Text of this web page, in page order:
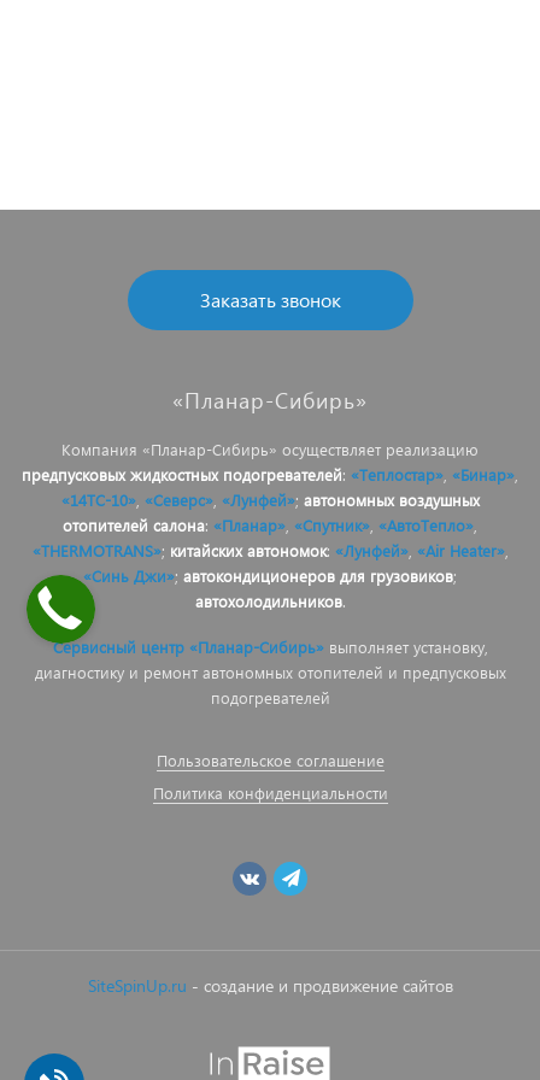
Заказать звонок
«Планар-Сибирь»
Компания «Планар-Сибирь» осуществляет реализацию
предпусковых жидкостных подогревателей: «Теплостар» «Бинар»
«14ТС-10», «Северс», «Лунфей»; автономных воздушных
отопителей салона: «Планар» «Спутник» «АвтоТепло»
«THERMOTRANS»; китайских автономок: «Лунфей», «Air Heater»,
«Синь Джи»; автокондиционеров для грузовиков;
автохолодильников.
Сервисный центр «Планар-Сибирь»выполняет установку,
диагностику и ремонт автономных отопителей и предпусковых
подогревателей
Пользовательское соглашение
Политика конфиденциальности
SiteSpinUp.ru - создание и продвижение сайтов